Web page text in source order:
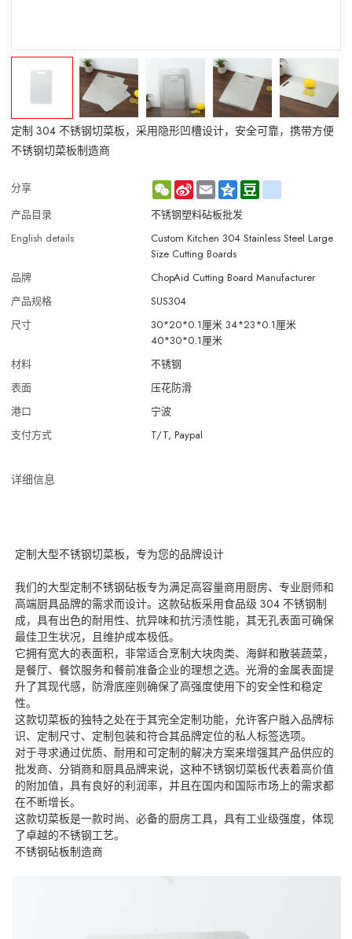
定制 304 不锈钢切菜板，采用隐形凹槽设计，安全可靠，携带方便
不锈钢切菜板制造商
分享 WeChat
Sina
Weibo
Email Qzone
产品目录
不锈钢塑料砧板批发
English details
Custom Kitchen 304 Stainless Steel Large
Size Cutting Boards
品牌
ChopAid Cutting Board Manufacturer
产品规格
SUS304
尺寸
30*20*0.1厘米 34*23*0.1厘米
40*30*0.1厘米
材料
不锈钢
表面
压花防滑
港口
宁波
支付方式
T/T, Paypal
详细信息
定制大型不锈钢切菜板，专为您的品牌设计
我们的大型定制不锈钢砧板专为满足高容量商用厨房、专业厨师和
高端厨具品牌的需求而设计。这款砧板采用食品级 304 不锈钢制
成，具有出色的耐用性、抗异味和抗污渍性能，其无孔表面可确保
最佳卫生状况，且维护成本极低。
它拥有宽大的表面积，非常适合烹制大块肉类、海鲜和散装蔬菜，
是餐厅、餐饮服务和餐前准备企业的理想之选。光滑的金属表面提
升了其现代感，防滑底座则确保了高强度使用下的安全性和稳定
性。
这款切菜板的独特之处在于其完全定制功能，允许客户融入品牌标
识、定制尺寸、定制包装和符合其品牌定位的私人标签选项。
对于寻求通过优质、耐用和可定制的解决方案来增强其产品供应的
批发商、分销商和厨具品牌来说，这种不锈钢切菜板代表着高价值
的附加值，具有良好的利润率，并且在国内和国际市场上的需求都
在不断增长。
这款切菜板是一款时尚、必备的厨房工具，具有工业级强度，体现
了卓越的不锈钢工艺。
不锈钢砧板制造商